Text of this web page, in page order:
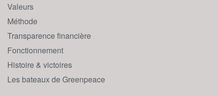
Valeurs
Méthode
Transparence financière
Fonctionnement
Histoire & victoires
Les bateaux de Greenpeace